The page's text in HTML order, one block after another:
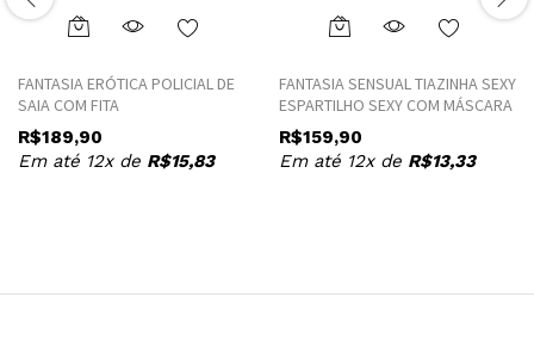
This
has
The
on
FANTASIA ERÓTICA POLICIAL DE
SAIA COM FITA
R$189,90
Em até 12x de R$15,83
This
has
multiple
The
on
FANTASIA SENSUAL TIAZINHA SEXY
ESPARTILHO SEXY COM MÁSCARA
R$159,90
Em até 12x de R$13,33